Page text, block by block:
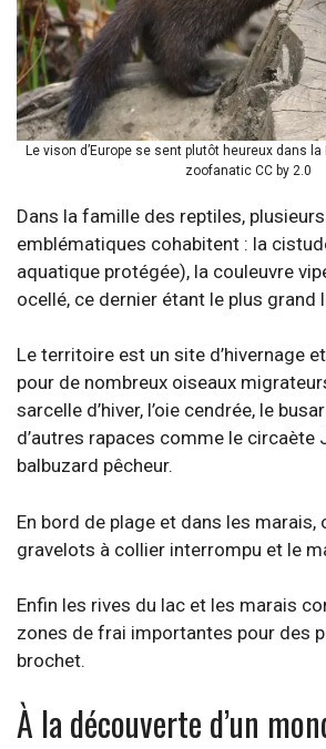
Le vison d’Europe se sent plutôt heureux dans
zoofanatic CC by 2.0
Dans la famille des reptiles,
emblématiques cohabitent : la
aquatique protégée), la couleuvre
ocellé, ce dernier étant le plus grand
Le territoire est un site d’hivernage
pour de nombreux oiseaux
sarcelle d’hiver, l’oie cendrée, le
d’autres rapaces comme le circaète
balbuzard pêcheur.​
En bord de plage et dans les marais,
gravelots à collier interrompu et le
Enfin les rives du lac et les marais
zones de frai importantes pour des
brochet.
À la découverte d’un